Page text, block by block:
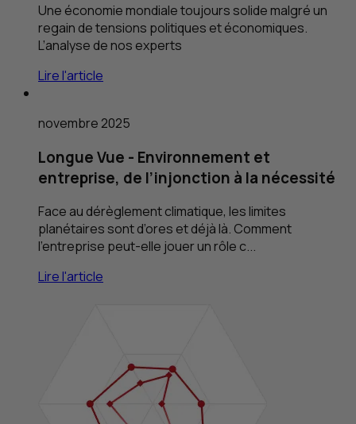
Une économie mondiale toujours solide malgré un
regain de tensions politiques et économiques.
L’analyse de nos experts
Lire l'article
novembre 2025
Longue Vue - Environnement et
entreprise, de l’injonction à la nécessité
Face au dérèglement climatique, les limites
planétaires sont d’ores et déjà là. Comment
l’entreprise peut-elle jouer un rôle c...
Lire l'article